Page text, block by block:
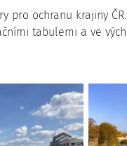
pro ochranu krajiny
tabulemi a ve